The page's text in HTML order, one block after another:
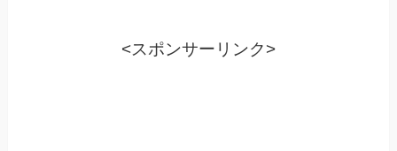
<スポンサーリンク>